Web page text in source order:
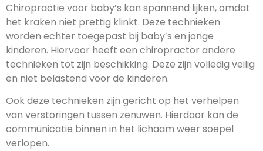
Chiropractie voor baby’s kan spannend lijken, omdat
het kraken niet prettig klinkt. Deze technieken
worden echter toegepast bij baby’s en jonge
kinderen. Hiervoor heeft een chiropractor andere
technieken tot zijn beschikking. Deze zijn volledig veilig
en niet belastend voor de kinderen.
Ook deze technieken zijn gericht op het verhelpen
van verstoringen tussen zenuwen. Hierdoor kan de
communicatie binnen in het lichaam weer soepel
verlopen.